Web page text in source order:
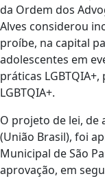
da Ordem dos
Alves considerou
proíbe, na capital
adolescentes em
práticas
LGBTQIA+.
O projeto de lei, de
(União Brasil), foi
Municipal de São
aprovação, em